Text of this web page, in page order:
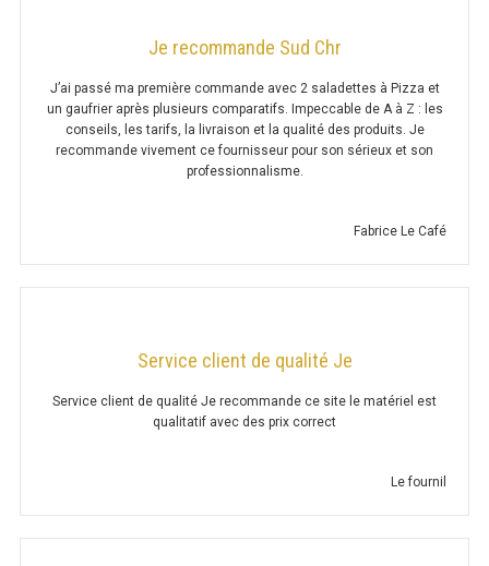
BAIN MARIE 900 ÉLECTRIQUE
CHAUFFE FRITES 600 ÉLECTRIQUE
PLAQUE DE CUISSON
PLAQUE 650 GAZ
Je recommande Sud Chr
J’ai passé ma première commande avec 2 saladettes à Pizza et
un gaufrier après plusieurs comparatifs. Impeccable de A à Z : les
conseils, les tarifs, la livraison et la qualité des produits. Je
recommande vivement ce fournisseur pour son sérieux et son
professionnalisme.
Fabrice Le Café
Service client de qualité Je
Service client de qualité Je recommande ce site le matériel est
qualitatif avec des prix correct
Le fournil